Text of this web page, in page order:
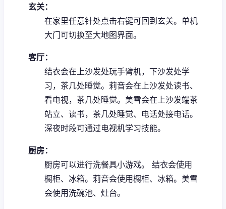
玄关：
在家里任意针处点击右键可回到玄关。 单机
大门可切换至大地图界面。
客厅：
结衣会在上沙发处玩手臂机，下沙发处学
习，茶几处睡觉。 莉音会在上沙发处读书、
看电视，茶几处睡觉。 美雪会在上沙发端茶
站立、读书，茶几处睡觉、电话处接电话。
深夜时段可通过电视机学习技能。
厨房：
厨房可以进行洗餐具小游戏。
结衣会使用
橱柜、冰箱。 莉音会使用橱柜、冰箱。 美雪
会使用洗碗池、灶台。